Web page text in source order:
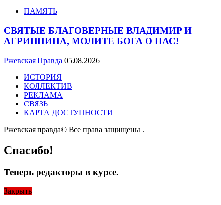
ПАМЯТЬ
СВЯТЫЕ БЛАГОВЕРНЫЕ ВЛАДИМИР И
АГРИППИНА, МОЛИТЕ БОГА О НАС!
Ржевская Правда 05.08.2026
ИСТОРИЯ
КОЛЛЕКТИВ
РЕКЛАМА
СВЯЗЬ
КАРТА ДОСТУПНОСТИ
Ржевская правда© Все права защищены .
Спасибо!
Теперь редакторы в курсе.
Закрыть